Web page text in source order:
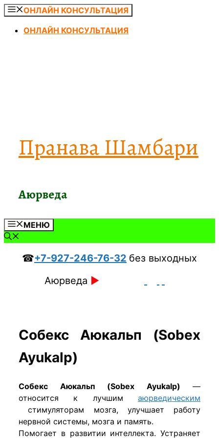
Перейти
содержимому
ОНЛАЙН КОНСУЛЬТАЦИЯ
ОНЛАЙН КОНСУЛЬТАЦИЯ
Пранава Шамбари
Аюрведа
МЕНЮ
☎+7-927-246-76-32 без выходных
Аюрведа ►
Собекс Аюкальп (Sobex
Ayukalp)
Собекс Аюкальп (Sobex Ayukalp) —
относится к лучшим аюрведическим
стимуляторам мозга, улучшает работу
нервной системы, мозга и память.
Помогает в развитии интеллекта. Устраняет